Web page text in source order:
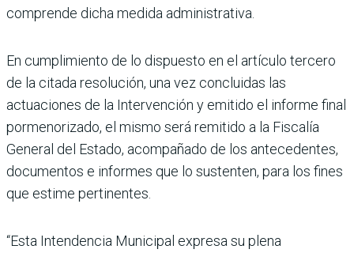
comprende dicha medida administrativa.
En cumplimiento de lo dispuesto en el artículo tercero
de la citada resolución, una vez concluidas las
actuaciones de la Intervención y emitido el informe final
pormenorizado, el mismo será remitido a la Fiscalía
General del Estado, acompañado de los antecedentes,
documentos e informes que lo sustenten, para los fines
que estime pertinentes.
“Esta Intendencia Municipal expresa su plena